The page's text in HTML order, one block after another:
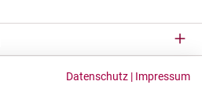
Datenschutz | Impressum